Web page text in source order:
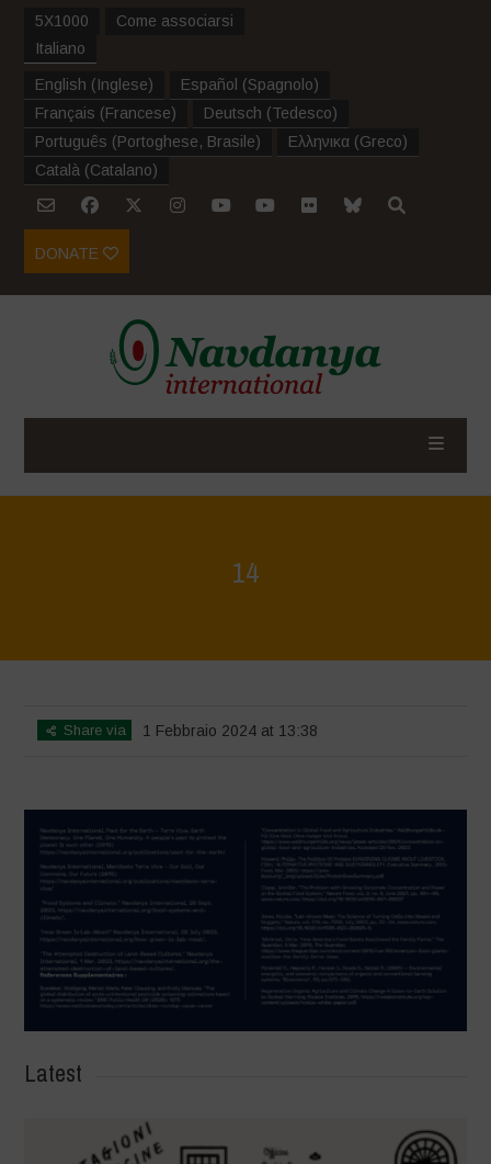
5X1000
Come associarsi
Italiano
English (Inglese) Español (Spagnolo)
Français (Francese) Deutsch (Tedesco)
Português (Portoghese, Brasile) Ελληνικα (Greco)
Català (Catalano)
DONATE
14
Share via 1 Febbraio 2024 at 13:38
Latest